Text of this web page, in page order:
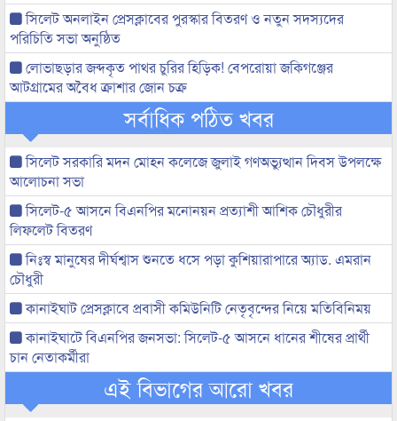
সিলেট অনলাইন প্রেসক্লাবের পুরস্কার বিতরণ ও নতুন সদস্যদের
পরিচিতি সভা অনুষ্ঠিত
লোভাছড়ার জব্দকৃত পাথর চুরির হিড়িক! বেপরোয়া জকিগঞ্জের
আটগ্রামের অবৈধ ক্রাশার জোন চক্র
সর্বাধিক পঠিত খবর
সিলেট সরকারি মদন মোহন কলেজে জুলাই গণঅভ্যুত্থান দিবস উপলক্ষে
আলোচনা সভা
সিলেট-৫ আসনে বিএনপির মনোনয়ন প্রত্যাশী আশিক চৌধুরীর
লিফলেট বিতরণ
নিঃস্ব মানুষের দীর্ঘশ্বাস শুনতে ধসে পড়া কুশিয়ারাপারে অ্যাড. এমরান
চৌধুরী
কানাইঘাট প্রেসক্লাবে প্রবাসী কমিউনিটি নেতৃবৃন্দের নিয়ে মতিবিনিময়
কানাইঘাটে বিএনপির জনসভা: সিলেট-৫ আসনে ধানের শীষের প্রার্থী
চান নেতাকর্মীরা
এই বিভাগের আরো খবর